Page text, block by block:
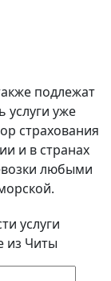
подлежат
услуги уже
страхования
и в странах
любыми
услуги
из Читы